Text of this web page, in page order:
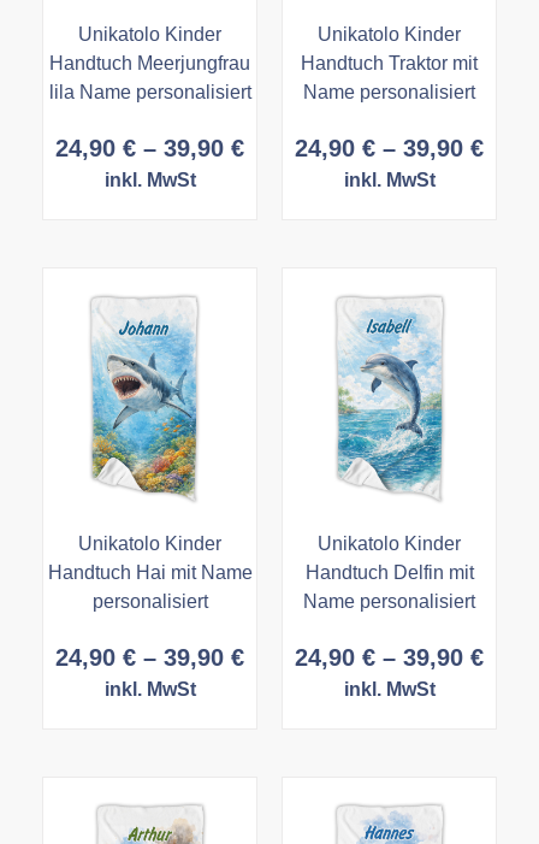
Unikatolo Kinder
Handtuch Meerjungfrau
lila Name personalisiert
24,90 € – 39,90 €Preisspanne:
inkl. MwSt
Unikatolo Kinder
Handtuch Traktor mit
Name personalisiert
24,90 € – 39,90 €
inkl. MwSt
Unikatolo Kinder
Handtuch Hai mit Name
personalisiert
24,90 € – 39,90 €Preisspanne:
inkl. MwSt
Unikatolo Kinder
Handtuch Delfin mit
Name personalisiert
24,90 € – 39,90 €
inkl. MwSt